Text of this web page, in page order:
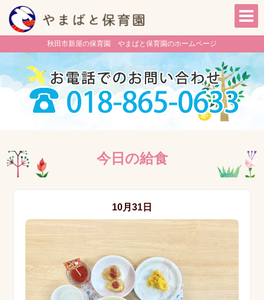
秋田市新屋の保育園 やまばと保育園のホームページ
今日の給食
10月31日